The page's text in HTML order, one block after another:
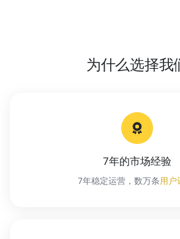
为什么选择我
7年的市场经验
7年稳定运营，数万条用户